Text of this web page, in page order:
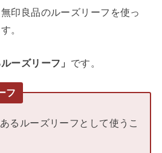
印良品のルーズリーフを使っ
。
ーズリーフ」 です。
フ
るルーズリーフとして使うこ